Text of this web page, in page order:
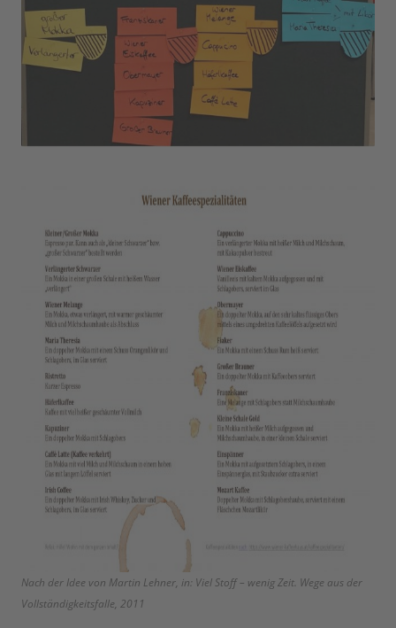
Nach der Idee von Martin Lehner, in: Viel Stoff – wenig Zeit. Wege aus der
Vollständigkeitsfalle, 2011